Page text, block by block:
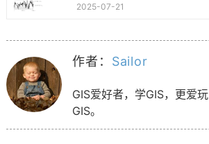
2025-07-21
作者： Sailor
GIS爱好者，学GIS，更爱玩
GIS。